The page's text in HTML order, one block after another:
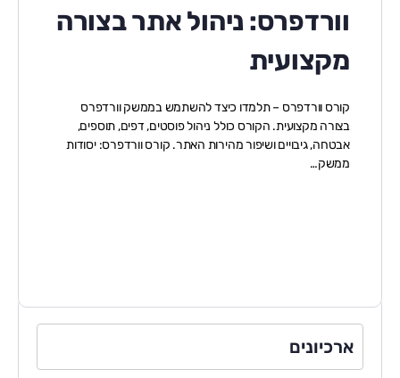
וורדפרס: ניהול אתר בצורה
מקצועית
קורס וורדפרס – תלמדו כיצד להשתמש בממשק וורדפרס
בצורה מקצועית. הקורס כולל ניהול פוסטים, דפים, תוספים,
אבטחה, גיבויים ושיפור מהירות האתר. קורס וורדפרס: יסודות
ממשק…
ארכיונים